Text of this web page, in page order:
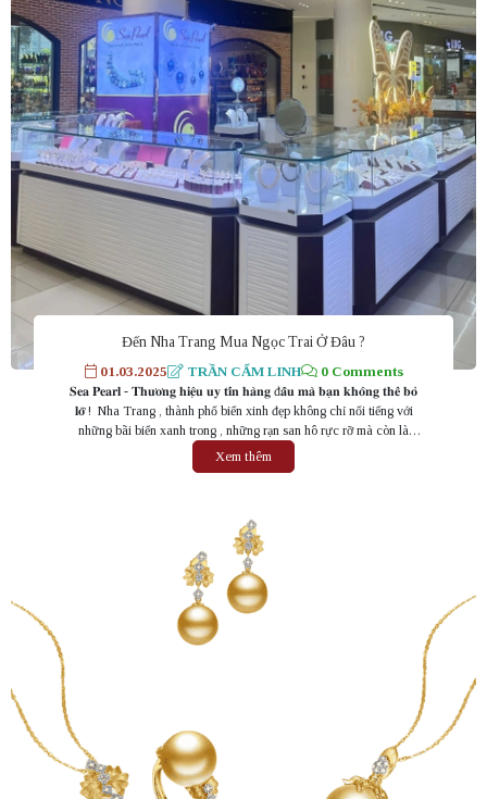
Đến Nha Trang Mua Ngọc Trai Ở Đâu ?
01.03.2025
TRẦN CẨM LINH 0 Comments
𝐒𝐞𝐚 𝐏𝐞𝐚𝐫𝐥 - 𝐓𝐡𝐮̛𝐨̛𝐧𝐠 𝐡𝐢𝐞̣̂𝐮 𝐮𝐲 𝐭𝐢́𝐧 𝐡𝐚̀𝐧𝐠 đ𝐚̂̀𝐮 𝐦𝐚̀ 𝐛𝐚̣𝐧 𝐤𝐡𝐨̂𝐧𝐠 𝐭𝐡𝐞̂̉ 𝐛𝐨̉
𝐥𝐨̛̃ ! Nha Trang , thành phố biển xinh đẹp không chỉ nổi tiếng với
những bãi biển xanh trong , những rạn san hô rực rỡ mà còn là
thiên đường của ngọc trai . Nếu bạn đang băn khoăn không...
Xem thêm